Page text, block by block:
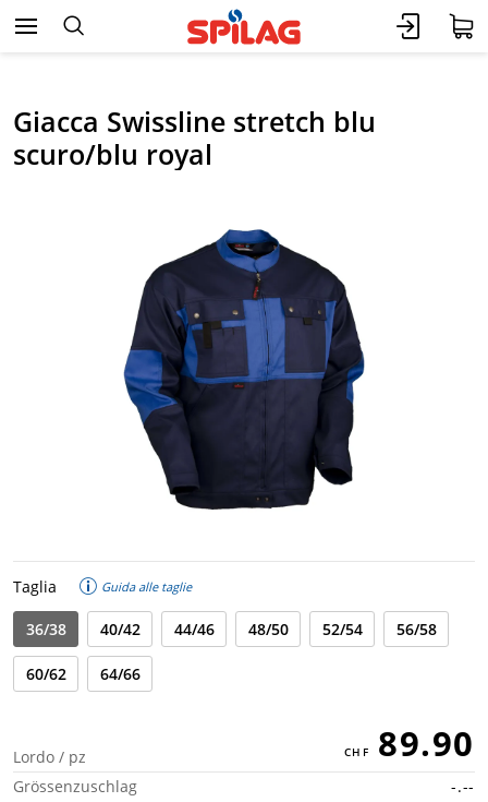
Giacca Swissline stretch blu
scuro/blu royal
Taglia Guida alle taglie
36/38 40/42 44/46 48/50 52/54 56/58
60/62 64/66
Lordo / pz 89.90
Grössenzuschlag -.--